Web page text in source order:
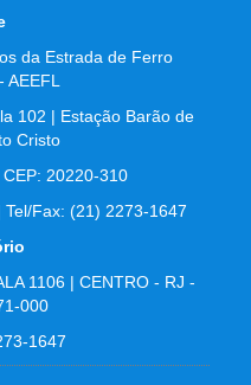
da Estrada de Ferro
AEEFL
102 | Estação Barão de
Cristo
20220-310
Fax: (21) 2273-1647
1106 | CENTRO - RJ -
000
1647